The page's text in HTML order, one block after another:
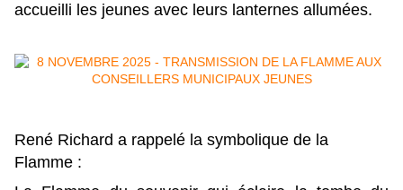
accueilli les jeunes avec leurs lanternes allumées.
René Richard a rappelé la symbolique de la
Flamme :